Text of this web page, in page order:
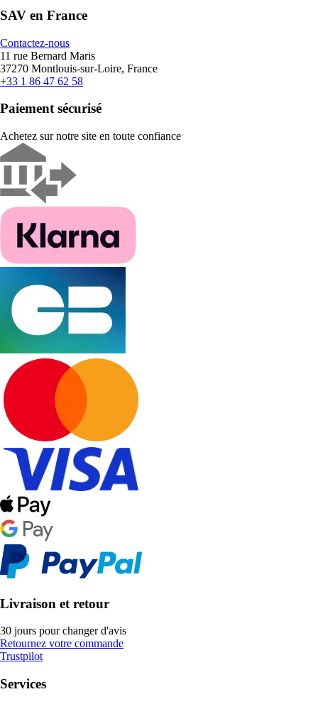
SAV en France
Contactez-nous
11 rue Bernard Maris
37270 Montlouis-sur-Loire, France
+33 1 86 47 62 58
Paiement sécurisé
Achetez sur notre site en toute confiance
Livraison et retour
30 jours pour changer d'avis
Retournez votre commande
Trustpilot
Services